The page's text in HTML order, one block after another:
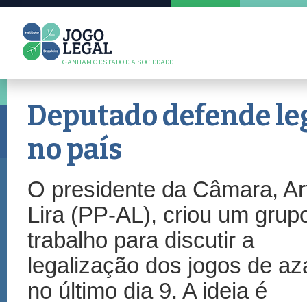
GANHAM O ESTADO E A SOCIEDADE
Deputado defende
no país
O presidente da Câmara,
Lira (PP-AL), criou um
trabalho para discutir a
legalização dos jogos de
no último dia 9. A ideia é